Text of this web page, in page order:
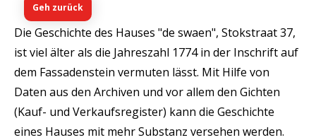
Geh zurück
Die Geschichte des Hauses "de swaen", Stokstraat 37,
ist viel älter als die Jahreszahl 1774 in der Inschrift auf
dem Fassadenstein vermuten lässt. Mit Hilfe von
Daten aus den Archiven und vor allem den Gichten
(Kauf- und Verkaufsregister) kann die Geschichte
eines Hauses mit mehr Substanz versehen werden.